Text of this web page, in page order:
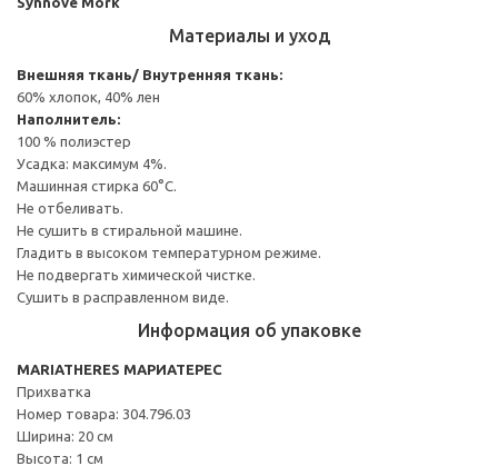
Материалы и уход
Внешняя ткань/ Внутренняя ткань:
60% хлопок, 40% лен
Наполнитель:
100 % полиэстер
Усадка: максимум 4%.
Машинная стирка 60°С.
Не отбеливать.
Не сушить в стиральной машине.
Гладить в высоком температурном режиме.
Не подвергать химической чистке.
Сушить в расправленном виде.
Информация об упаковке
MARIATHERES МАРИАТЕРЕС
Прихватка
Номер товара: 304.796.03
Ширина: 20 см
Высота: 1 см